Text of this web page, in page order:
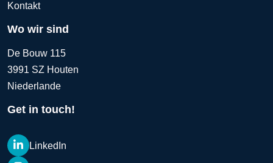
Kontakt
Wo wir sind
De Bouw 115
3991 SZ Houten
Niederlande
Get in touch!
LinkedIn